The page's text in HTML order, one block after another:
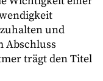
und
Abschluss
trägt den Titel